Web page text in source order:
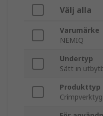
Välj alla
Varumärke
NEMIQ
Undertyp
Sätt in
Produkttyp
Crimpverktyg